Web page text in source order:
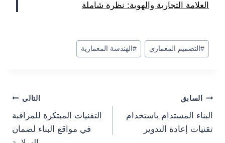
العلامة التجارية والهوية: نظرة شاملة
وسوم
المقال:
# التصميم المعماري # الهندسة المعمارية
Post
navigation
السابق
البناء المستدام باستخدام
تقنيات إعادة التدوير
التالي
التقنيات المبتكرة للمراقبة
في مواقع البناء لضمان